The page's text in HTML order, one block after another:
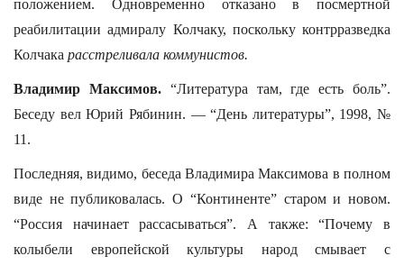
положением. Одновременно отказано в посмертной
реабилитации адмиралу Колчаку, поскольку контрразведка
Колчака расстреливала коммунистов.
Владимир Максимов.“Литература там, где есть боль”.
Беседу вел Юрий Рябинин. — “День литературы”, 1998, №
11.
Последняя, видимо, беседа Владимира Максимова в полном
виде не публиковалась. О “Континенте” старом и новом.
“Россия начинает рассасываться”. А также: “Почему в
колыбели европейской культуры народ смывает с